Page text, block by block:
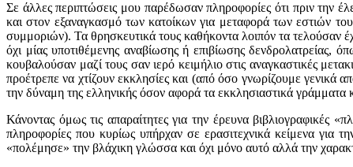
Σε άλλες περιπτώσεις μου παρέδωσαν πληροφορίες ότι πριν την
και στον εξαναγκασμό των κατοίκων για μεταφορά των εστιών
συμμοριών). Τα θρησκευτικά τους καθήκοντα λοιπόν τα τελούσαν
όχι μίας υποτιθέμενης αναβίωσης ή επιβίωσης
κουβαλούσαν μαζί τους σαν ιερό κειμήλιο στις αναγκαστικές
προέτρεπε να χτίζουν εκκλησίες και (από όσο γνωρίζουμε γενικά
την δύναμη της ελληνικής όσον αφορά τα εκκλησιαστικά γράμματα
Κάνοντας όμως τις απαραίτητες για την έρευνα βιβλιογραφικές
πληροφορίες που κυρίως υπήρχαν σε ερασιτεχνικά κείμενα
«πολέμησε» την βλάχικη γλώσσα και όχι μόνο αυτό αλλά την